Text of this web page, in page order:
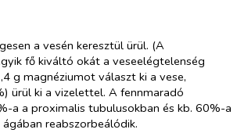
a vesén keresztül ürül. (A
fő kiváltó okát a veseelégtelenség
g magnéziumot választ ki a vese,
ürül ki a vizelettel. A fennmaradó
a a proximalis tubulusokban és kb. 60%-a
reabszorbeálódik.